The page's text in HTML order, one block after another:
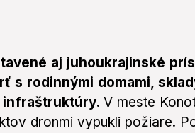
aj juhoukrajinské
s rodinnými domami,
V meste
dronmi vypukli požiare.